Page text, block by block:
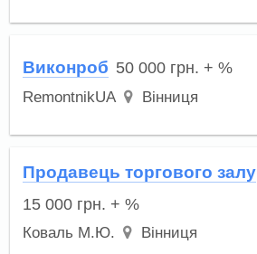
Виконроб 50 000 грн. + %
RemontnikUA Вінниця
Продавець торгового залу
15 000 грн. + %
Коваль М.Ю. Вінниця